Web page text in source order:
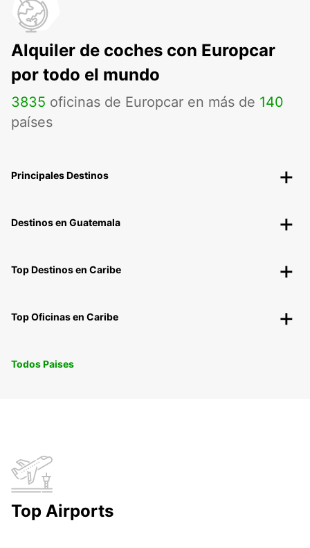
Alquiler de coches con Europcar
por todo el mundo
3835 oficinas de Europcar en más de 140
países
Principales Destinos
Destinos en Guatemala
Top Destinos en Caribe
Top Oficinas en Caribe
Todos Paises
Top Airports